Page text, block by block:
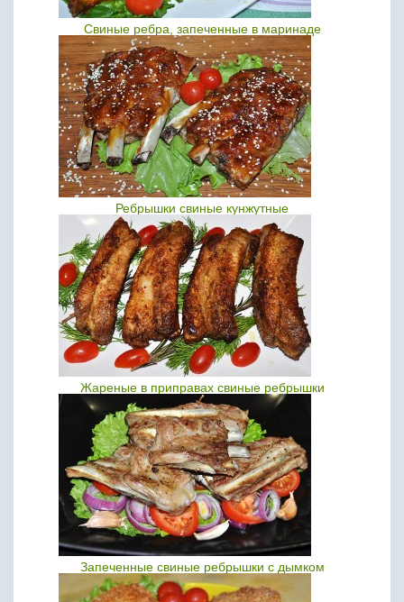
Свиные ребра, запеченные в маринаде
Ребрышки свиные кунжутные
Жареные в приправах свиные ребрышки
Запеченные свиные ребрышки с дымком